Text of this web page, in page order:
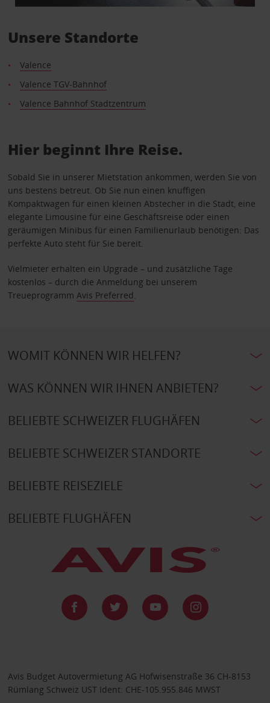
Unsere Standorte
Valence
Valence TGV-Bahnhof
Valence Bahnhof Stadtzentrum
Hier beginnt Ihre Reise.
Sobald Sie in unserer Mietstation ankommen, werden Sie von
uns bestens betreut. Ob Sie nun einen knuffigen
Kompaktwagen für einen kleinen Abstecher in die Stadt, eine
elegante Limousine für eine Geschäftsreise oder einen
geräumigen Minibus für einen Familienurlaub benötigen: Das
perfekte Auto steht für Sie bereit.
Vielmieter erhalten ein Upgrade – und zusätzliche Tage
kostenlos – durch die Anmeldung bei unserem
Treueprogramm Avis Preferred
WOMIT KÖNNEN WIR HELFEN?
WAS KÖNNEN WIR IHNEN ANBIETEN?
BELIEBTE SCHWEIZER FLUGHÄFEN
BELIEBTE SCHWEIZER STANDORTE
BELIEBTE REISEZIELE
BELIEBTE FLUGHÄFEN
Avis Budget Autovermietung AG Hofwisenstraße 36 CH-8153
Rümlang Schweiz UST Ident: CHE-105.955.846 MWST